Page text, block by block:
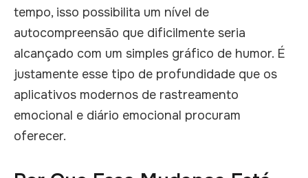
tempo, isso possibilita um nível de
autocompreensão que dificilmente seria
alcançado com um simples gráfico de humor. É
justamente esse tipo de profundidade que os
aplicativos modernos de rastreamento
emocional e diário emocional procuram
oferecer.